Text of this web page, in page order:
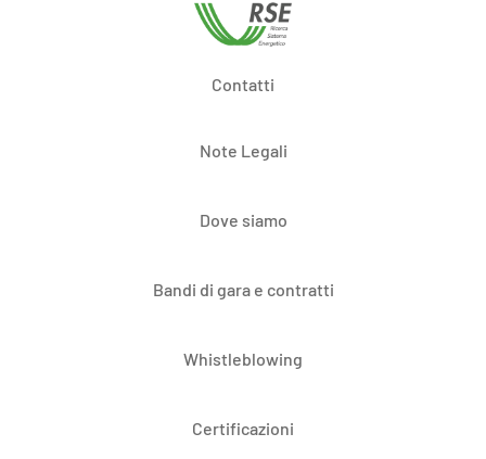
Contatti
Note Legali
Dove siamo
Bandi di gara e contratti
Whistleblowing
Certificazioni